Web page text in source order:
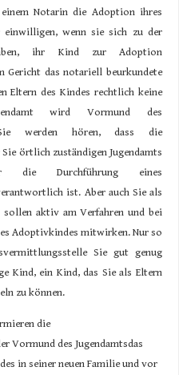
Notarin die Adoption ihres
einwilligen, wenn sie sich zu der
ihr Kind zur Adoption
Gericht das notariell beurkundete
Eltern des Kindes rechtlich keine
wird Vormund des
Sie werden hören, dass die
örtlich zuständigen Jugendamts
Durchführung eines
ist. Aber auch Sie als
aktiv am Verfahren und bei
Adoptivkindes mitwirken. Nur so
Sie gut genug
Kind, ein Kind, das Sie als Eltern
zu können.
die
Vormund des Jugendamtsdas
in seiner neuen Familie und vor